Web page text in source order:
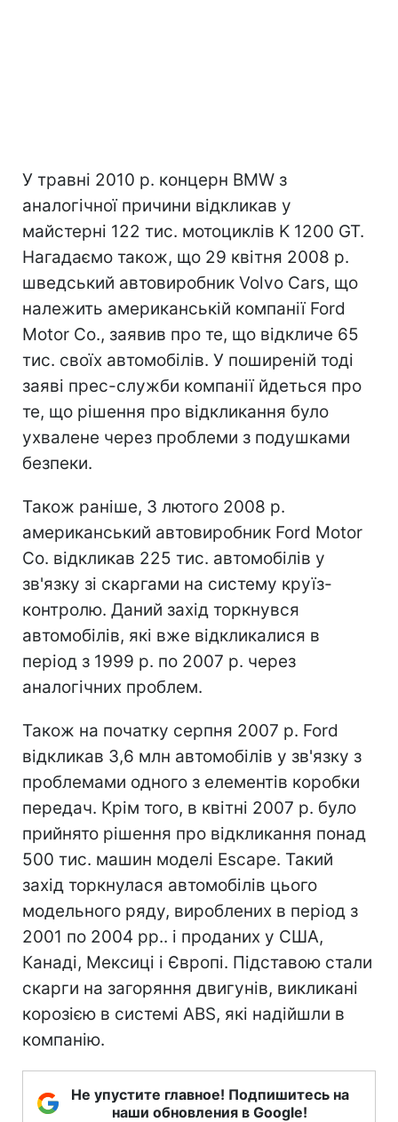
У травні 2010 р. концерн BMW з
аналогічної причини відкликав у
майстерні 122 тис. мотоциклів K 1200 GT.
Нагадаємо також, що 29 квітня 2008 р.
шведський автовиробник Volvo Cars, що
належить американській компанії Ford
Motor Co., заявив про те, що відкличе 65
тис. своїх автомобілів. У поширеній тоді
заяві прес-служби компанії йдеться про
те, що рішення про відкликання було
ухвалене через проблеми з подушками
безпеки.
Також раніше, 3 лютого 2008 р.
американський автовиробник Ford Motor
Co. відкликав 225 тис. автомобілів у
зв'язку зі скаргами на систему круїз-
контролю. Даний захід торкнувся
автомобілів, які вже відкликалися в
період з 1999 р. по 2007 р. через
аналогічних проблем.
Також на початку серпня 2007 р. Ford
відкликав 3,6 млн автомобілів у зв'язку з
проблемами одного з елементів коробки
передач. Крім того, в квітні 2007 р. було
прийнято рішення про відкликання понад
500 тис. машин моделі Escape. Такий
захід торкнулася автомобілів цього
модельного ряду, вироблених в період з
2001 по 2004 рр.. і проданих у США,
Канаді, Мексиці і Європі. Підставою стали
скарги на загоряння двигунів, викликані
корозією в системі ABS, які надійшли в
компанію.
Не упустите главное! Подпишитесь на
наши обновления в Google!